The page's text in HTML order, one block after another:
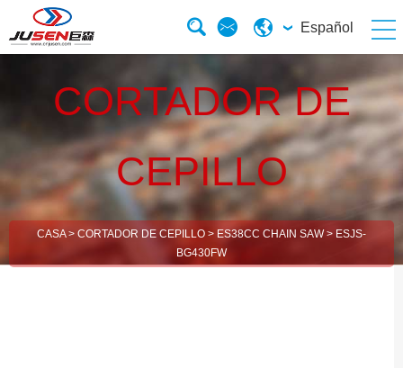
Español
CORTADOR DE
CEPILLO
CASA> CORTADOR DE CEPILLO > ES38CC CHAIN SAW> ESJS-
BG430FW